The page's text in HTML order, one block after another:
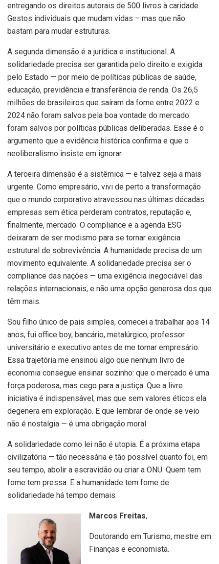
entregando os direitos autorais de 500 livros à caridade.
Gestos individuais que mudam vidas – mas que não
bastam para mudar estruturas.
A segunda dimensão é a jurídica e institucional. A
solidariedade precisa ser garantida pelo direito e exigida
pelo Estado — por meio de políticas públicas de saúde,
educação, previdência e transferência de renda. Os 26,5
milhões de brasileiros que saíram da fome entre 2022 e
2024 não foram salvos pela boa vontade do mercado:
foram salvos por políticas públicas deliberadas. Esse é o
argumento que a evidência histórica confirma e que o
neoliberalismo insiste em ignorar.
A terceira dimensão é a sistêmica — e talvez seja a mais
urgente. Como empresário, vivi de perto a transformação
que o mundo corporativo atravessou nas últimas décadas:
empresas sem ética perderam contratos, reputação e,
finalmente, mercado. O compliance e a agenda ESG
deixaram de ser modismo para se tornar exigência
estrutural de sobrevivência. A humanidade precisa de um
movimento equivalente. A solidariedade precisa ser o
compliance das nações — uma exigência inegociável das
relações internacionais, e não uma opção generosa dos que
têm mais.
Sou filho único de pais simples, comecei a trabalhar aos 14
anos, fui office boy, bancário, metalúrgico, professor
universitário e executivo antes de me tornar empresário.
Essa trajetória me ensinou algo que nenhum livro de
economia consegue ensinar sozinho: que o mercado é uma
força poderosa, mas cego para a justiça. Que a livre
iniciativa é indispensável, mas que sem valores éticos ela
degenera em exploração. E que lembrar de onde se veio
não é nostalgia — é uma obrigação moral.
A solidariedade como lei não é utopia. É a próxima etapa
civilizatória — tão necessária e tão possível quanto foi, em
seu tempo, abolir a escravidão ou criar a ONU. Quem tem
fome tem pressa. E a humanidade tem fome de
solidariedade há tempo demais.
Marcos Freitas,
Doutorando em Turismo, mestre em
Finanças e economista.